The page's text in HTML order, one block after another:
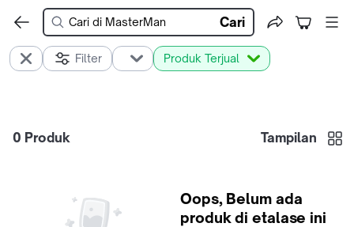
Cari
Filter Produk Terjual
0 Produk Tampilan
Oops, Belum ada
produk di etalase ini